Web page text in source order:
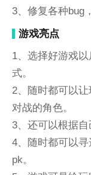
3、修复各种bug
游戏亮点
1、选择好游戏
式。
2、随时都可以
对战的角色。
3、还可以根据自
4、随时都可以
pk。